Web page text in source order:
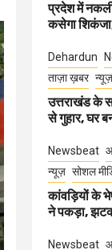
प्रदेश में नकली
कसेगा
Dehardun
ताज़ा ख़बर न्यूज़
उत्तराखंड के
से गुहार, घर
Newsbeat
न्यूज़ सोशल
कांवड़ियों के
ने पकड़ा,
Newsbeat